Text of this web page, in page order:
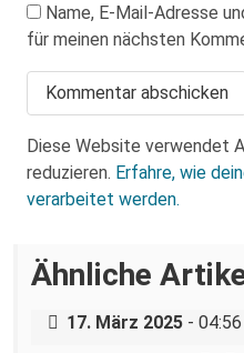
Name, E-Mail-Adresse
für meinen nächsten
Diese Website verwendet
reduzieren. Erfahre, wie
verarbeitet werden.
Ähnliche
17. März 2025 -
„Teilhabe ist nicht